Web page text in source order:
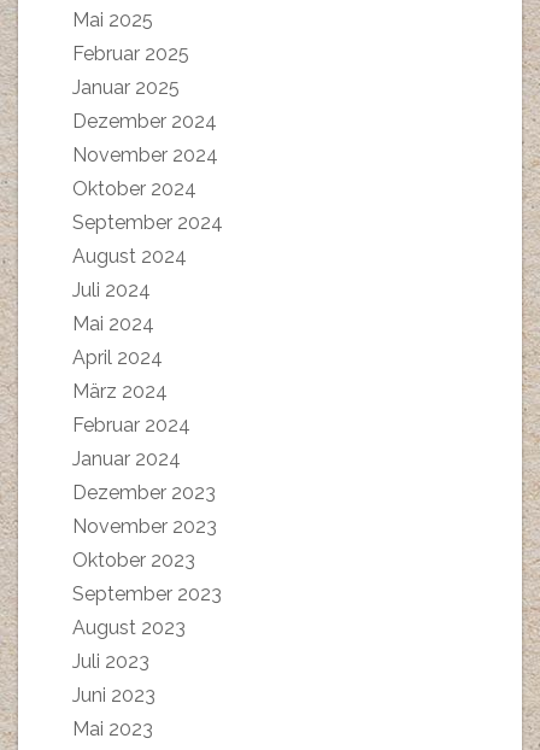
Mai 2025
Februar 2025
Januar 2025
Dezember 2024
November 2024
Oktober 2024
September 2024
August 2024
Juli 2024
Mai 2024
April 2024
März 2024
Februar 2024
Januar 2024
Dezember 2023
November 2023
Oktober 2023
September 2023
August 2023
Juli 2023
Juni 2023
Mai 2023